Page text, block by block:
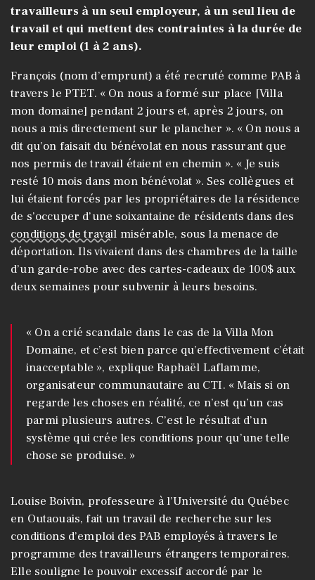
travailleurs à un seul employeur, à un seul lieu de
travail et qui mettent des contraintes à la durée de
leur emploi (1 à 2 ans).
François (nom d’emprunt) a été recruté comme PAB à
travers le PTET. « On nous a formé sur place [Villa
mon domaine] pendant 2 jours et, après 2 jours, on
nous a mis directement sur le plancher ». « On nous a
dit qu’on faisait du bénévolat en nous rassurant que
nos permis de travail étaient en chemin ». « Je suis
resté 10 mois dans mon bénévolat ». Ses collègues et
lui étaient forcés par les propriétaires de la résidence
de s’occuper d’une soixantaine de résidents dans des
conditions de travail misérable, sous la menace de
déportation. Ils vivaient dans des chambres de la taille
d’un garde-robe avec des cartes-cadeaux de 100$ aux
deux semaines pour subvenir à leurs besoins.
« On a crié scandale dans le cas de la Villa Mon
Domaine, et c’est bien parce qu’effectivement c’était
inacceptable », explique Raphaël Laflamme,
organisateur communautaire au CTI. « Mais si on
regarde les choses en réalité, ce n’est qu’un cas
parmi plusieurs autres. C’est le résultat d’un
système qui crée les conditions pour qu’une telle
chose se produise. »
Louise Boivin, professeure à l’Université du Québec
en Outaouais, fait un travail de recherche sur les
conditions d’emploi des PAB employés à travers le
programme des travailleurs étrangers temporaires.
Elle souligne le pouvoir excessif accordé par le